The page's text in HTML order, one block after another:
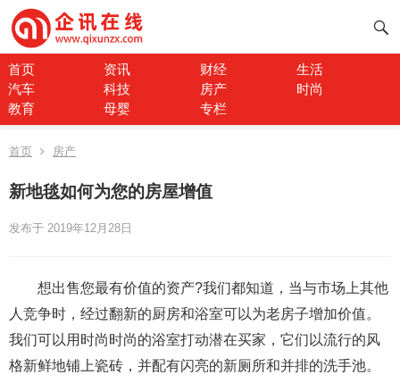
首页 资讯 财经
生活
汽车
科技 房产
时尚
教育
母婴 专栏
首页 房产
新地毯如何为您的房屋增值
发布于 2019年12月28日
想出售您最有价值的资产?我们都知道，当与市场上其他
人竞争时，经过翻新的厨房和浴室可以为老房子增加价值。
我们可以用时尚时尚的浴室打动潜在买家，它们以流行的风
格新鲜地铺上瓷砖，并配有闪亮的新厕所和并排的洗手池。